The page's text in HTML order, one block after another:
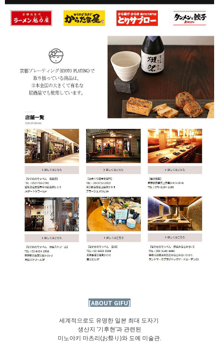
[ABOUT GIFU]
세계적으로도 유명한 일본 최대 도자기
생산지 '기후현'과 관련된
미노야키 마츠리(お祭り)와 도예 미술관.